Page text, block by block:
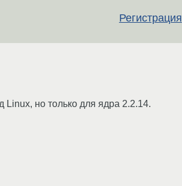
Регистрация
но только для ядра 2.2.14.